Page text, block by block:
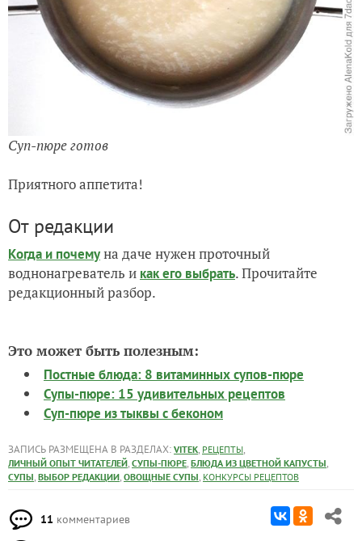
Суп-пюре готов
Приятного аппетита!
От редакции
Когда и почемуна даче нужен проточный
воднонагреватель и как его выбрать. Прочитайте
редакционный разбор.
Это может быть полезным:
Постные блюда: 8 витаминных супов-пюре
Супы-пюре: 15 удивительных рецептов
Суп-пюре из тыквы с беконом
ЗАПИСЬ РАЗМЕЩЕНА В РАЗДЕЛАХ: VITEK, РЕЦЕПТЫ,
ЛИЧНЫЙ ОПЫТ ЧИТАТЕЛЕЙ, СУПЫ-ПЮРЕ, БЛЮДА ИЗ ЦВЕТНОЙ КАПУСТЫ,
СУПЫ, ВЫБОР РЕДАКЦИИ, ОВОЩНЫЕ СУПЫ, КОНКУРСЫ РЕЦЕПТОВ
11 комментариев